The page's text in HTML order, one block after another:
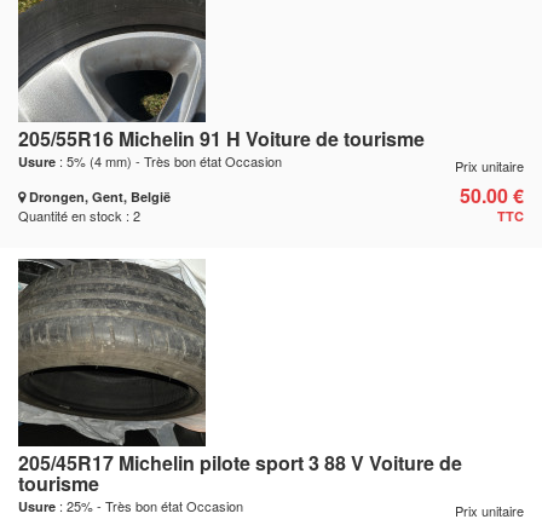
205/55R16 Michelin 91 H Voiture de tourisme
Usure : 5% (4 mm) - Très bon état Occasion
Drongen, Gent, België
Quantité en stock : 2
Prix unitaire
50.00 €
TTC
205/45R17 Michelin pilote sport 3 88 V Voiture de
tourisme
Usure : 25% - Très bon état Occasion Prix unitaire